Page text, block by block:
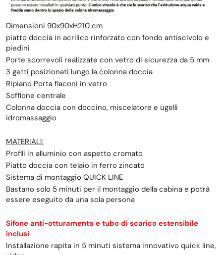
Dimensioni 90x90xH210 cm
piatto doccia in acrilico rinforzato con fondo antiscivolo e
piedini
Porte scorrevoli realizzate con vetro di sicurezza da 5 mm
3 getti posizionati lungo la colonna doccia
Ripiano Porta flaconi in vetro
Soffione centrale
Colonna doccia con doccino, miscelatore e ugelli
idromassaggio
MATERIALI:
Profili in alluminio con aspetto cromato
Piatto doccia con telaio in ferro zincato
Sistema di montaggio QUICK LINE
Bastano solo 5 minuti per il montaggio della cabina e potrà
essere eseguito da una sola persona
Sifone anti-otturamento e tubo di scarico estensibile
inclusi
Installazione rapita in 5 minuti sistema innovativo quick line,